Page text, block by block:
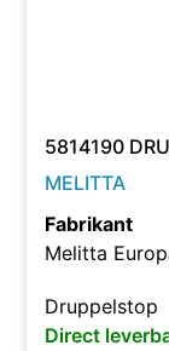
5814190
MELITTA
Fabrikant
Melitta
Druppelstop
Direct